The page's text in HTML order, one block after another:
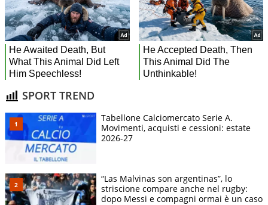
SPORT TREND
Tabellone Calciomercato Serie A.
Movimenti, acquisti e cessioni: estate
2026-27
“Las Malvinas son argentinas”, lo
striscione compare anche nel rugby:
dopo Messi e compagni ormai è un caso